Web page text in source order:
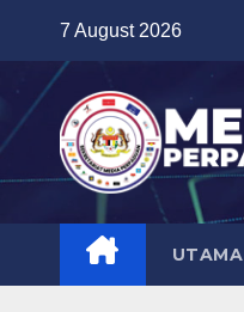
content
7 August 2026
UTAMA